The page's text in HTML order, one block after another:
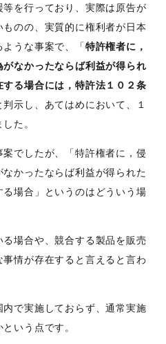
を行っており、実際は原告が
のの、実質的に権利者が日本
うな事案で、「特許権者に，
なかったならば利益が得られ
る場合には，特許法１０２条
判示し、あてはめにおいて、１
た。
でしたが、「特許権者に，侵
かったならば利益が得られた
場合」というのはどういう場
場合や、競合する製品を販売
情が存在すると言えると言わ
で実施しておらず、通常実施
いう点です。